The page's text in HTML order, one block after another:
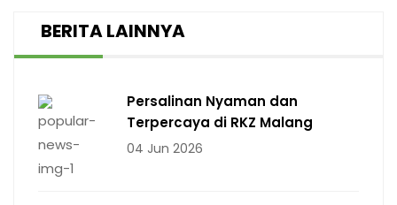
BERITA LAINNYA
Persalinan Nyaman dan
Terpercaya di RKZ Malang
04 Jun 2026